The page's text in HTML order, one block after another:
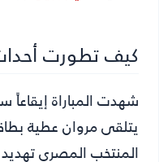
كيف تطورت
يتلقى مروان عطية بطاقة صفراء في